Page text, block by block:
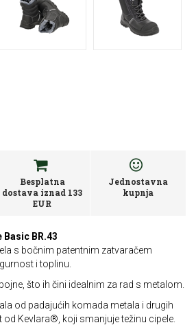
Besplatna
dostava iznad 133
EUR
Jednostavna
kupnja
BR.43
s bočnim patentnim zatvaračem
i toplinu.
što ih čini idealnim za rad s metalom.
od padajućih komada metala i drugih
Kevlara®, koji smanjuje težinu cipele.